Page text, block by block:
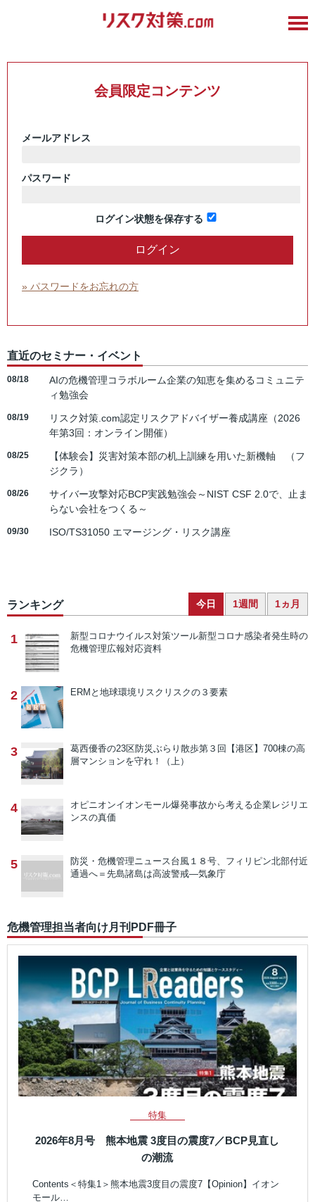
会員限定コンテンツ
メールアドレス
パスワード
ログイン状態を保存する
» パスワードをお忘れの方
直近のセミナー・イベント
08/18
AIの危機管理コラボルーム企業の知恵を集めるコミュニテ
ィ勉強会
08/19
リスク対策.com認定リスクアドバイザー養成講座（2026
年第3回：オンライン開催）
08/25
【体験会】災害対策本部の机上訓練を用いた新機軸 （フ
ジクラ）
08/26
サイバー攻撃対応BCP実践勉強会～NIST CSF 2.0で、止ま
らない会社をつくる～
09/30 ISO/TS31050 エマージング・リスク講座
ランキング 今日 1週間 1ヵ月
1 新型コロナウイルス対策ツール新型コロナ感染者発生時の
危機管理広報対応資料
2 ERMと地球環境リスク リスクの３要素
3 葛西優香の23区防災ぶらり散歩第３回【港区】700棟の高
層マンションを守れ！（上）
4 オピニオンイオンモール爆発事故から考える企業レジリエ
ンスの真価
5 防災・危機管理ニュース台風１８号、フィリピン北部付近
通過へ＝先島諸島は高波警戒―気象庁
危機管理担当者向け月刊PDF冊子
特集
2026年8月号 熊本地震 3度目の震度7／BCP見直し
の潮流
Contents＜特集1＞熊本地震3度目の震度7【Opinion】イオン
モール…